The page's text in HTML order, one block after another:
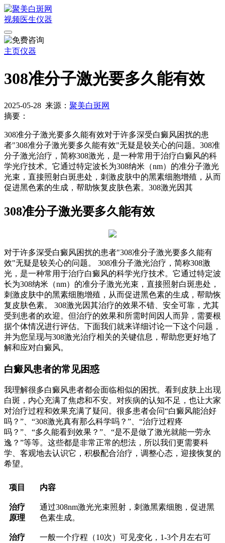
视频医生仪器
主页仪器
308准分子激光要多久能有效
2025-05-28 来源： 聚美白斑网
摘要：
308准分子激光要多久能有效对于许多深受白癜风困扰的患
者"308准分子激光要多久能有效"无疑是较关心的问题。308准
分子激光治疗，简称308激光，是一种常用于治疗白癜风的科
学光疗技术。它通过特定波长为308纳米（nm）的准分子激光
光束，直接照射白斑患处，刺激皮肤中的黑素细胞增殖，从而
促进黑色素的生成，帮助恢复皮肤色素。308激光因其
308准分子激光要多久能有效
对于许多深受白癜风困扰的患者"308准分子激光要多久能有
效"无疑是较关心的问题。 308准分子激光治疗，简称308激
光，是一种常用于治疗白癜风的科学光疗技术。它通过特定波
长为308纳米（nm）的准分子激光光束，直接照射白斑患处，
刺激皮肤中的黑素细胞增殖，从而促进黑色素的生成，帮助恢
复皮肤色素。 308激光因其治疗的效果不错、安全可靠，尤其
受到患者的欢迎。但治疗的效果和所需时间因人而异，需要根
据个体情况进行评估。下面我们就来详细讨论一下这个问题，
并为您呈现与308激光治疗相关的关键信息，帮助您更好地了
解和应对白癜风。
白癜风患者的常见困惑
我理解很多白癜风患者都会面临相似的困扰。看到皮肤上出现
白斑，内心充满了焦虑和不安。对疾病的认知不足，也让大家
对治疗过程和效果充满了疑问。很多患者会问“白癜风能治好
吗？”、“308激光真有那么科学吗？”、“治疗过程疼
吗？”、“多久能看到效果？”、“是不是做了激光就能一劳永
逸？”等等。这些都是非常正常的想法，所以我们更需要科
学、客观地去认识它，积极配合治疗，调整心态，迎接恢复的
希望。
项目 内容
治疗
原理
通过308nm激光光束照射，刺激黑素细胞，促进黑
色素生成。
治疗
一般一个疗程（10次）可见变化，1-3个月左右可